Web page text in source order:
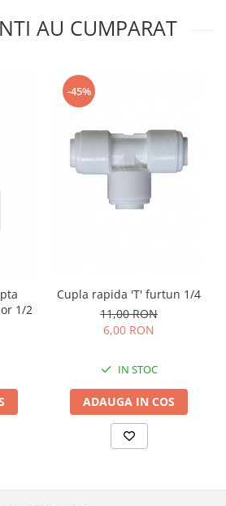
AU CUMPARAT
1/2
-45%
Cupla rapida 'T' furtun 1/4
11,00 RON
6,00 RON
IN STOC
ADAUGA IN COS